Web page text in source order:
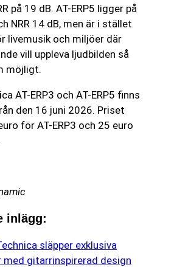
på 19 dB. AT-ERP5 ligger på
NRR 14 dB, men är i stället
livemusik och miljöer där
vill uppleva ljudbilden så
möjligt.
AT-ERP3 och AT-ERP5 finns
den 16 juni 2026. Priset
för AT-ERP3 och 25 euro
inlägg:
släpper exklusiva
med gitarrinspirerad design